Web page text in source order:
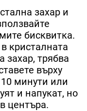
захар и
бисквитка.
кристалната
захар, трябва
върху
минути или
и напукат, но
центъра.